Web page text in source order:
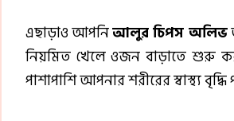
এছাড়াও আপনিআলুর চিপস অলিভ
নিয়মিত খেলে ওজন বাড়াতে শুরু
পাশাপাশি আপনার শরীরের স্বাস্থ্য বৃদ্ধি